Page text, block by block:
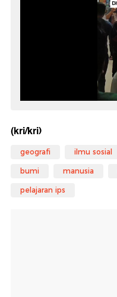
(kri/kri)
geografi ilmu sosial
bumi manusia
pelajaran ips